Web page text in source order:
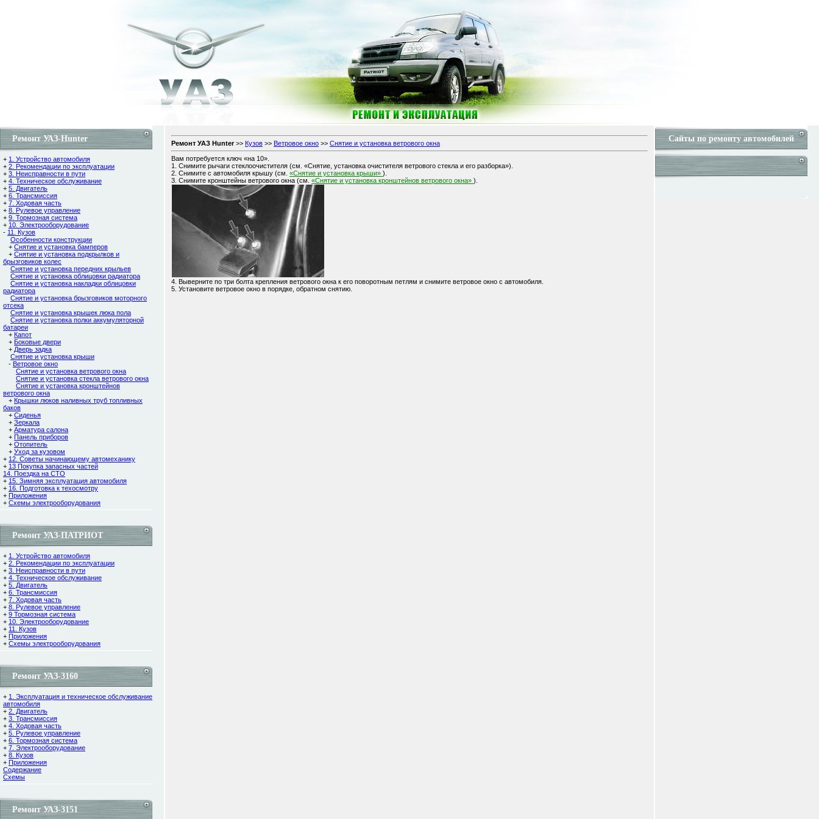
Ремонт УАЗ-Hunter
+ 1. Устройство автомобиля
+ 2. Рекомендации по эксплуатации
+ 3. Неисправности в пути
+ 4. Техническое обслуживание
+ 5. Двигатель
+ 6. Трансмиссия
+ 7. Ходовая часть
+ 8. Рулевое управление
+ 9. Тормозная система
+ 10. Электрооборудование
- 11. Кузов
Особенности конструкции
+ Снятие и установка бамперов
+ Снятие и установка подкрылков и
брызговиков колес
Снятие и установка передних крыльев
Снятие и установка облицовки радиатора
Снятие и установка накладки облицовки
радиатора
Снятие и установка брызговиков моторного
отсека
Снятие и установка крышек люка пола
Снятие и установка полки аккумуляторной
батареи
+ Капот
+ Боковые двери
+ Дверь задка
Снятие и установка крыши
- Ветровое окно
Снятие и установка ветрового окна
Снятие и установка стекла ветрового окна
Снятие и установка кронштейнов
ветрового окна
+ Крышки люков наливных труб топливных
баков
+ Сиденья
+ Зеркала
+ Арматура салона
+ Панель приборов
+ Отопитель
+ Уход за кузовом
+ 12. Советы начинающему автомеханику
+ 13 Покупка запасных частей
14. Поездка на СТО
+ 15. Зимняя эксплуатация автомобиля
+ 16. Подготовка к техосмотру
+ Приложения
+ Схемы электрооборудования
Ремонт УАЗ-ПАТРИОТ
+ 1. Устройство автомобиля
+ 2. Рекомендации по эксплуатации
+ 3. Неисправности в пути
+ 4. Техническое обслуживание
+ 5. Двигатель
+ 6. Трансмиссия
+ 7. Ходовая часть
+ 8. Рулевое управление
+ 9 Тормозная система
+ 10. Электрооборудование
+ 11. Кузов
+ Приложения
+ Схемы электрооборудования
Ремонт УАЗ-3160
+ 1. Эксплуатация и техническое обслуживание
автомобиля
+ 2. Двигатель
+ 3. Трансмиссия
+ 4. Ходовая часть
+ 5. Рулевое управление
+ 6. Тормозная система
+ 7. Электрооборудование
+ 8. Кузов
+ Приложения
Содержание
Cхемы
Ремонт УАЗ-3151
Ремонт УАЗ Hunter>> Кузов >> Ветровое окно >> Снятие и установка ветрового окна
Вам потребуется ключ «на 10».
1. Снимите рычаги стеклоочистителя (см. «Снятие, установка очистителя ветрового стекла и его разборка»).
2. Снимите с автомобиля крышу (см. «Снятие и установка крыши» ).
3. Снимите кронштейны ветрового окна (см. «Снятие и установка кронштейнов ветрового окна» ).
4. Выверните по три болта крепления ветрового окна к его поворотным петлям и снимите ветровое окно с автомобиля.
5. Установите ветровое окно в порядке, обратном снятию.
Сайты по ремонту автомобилей